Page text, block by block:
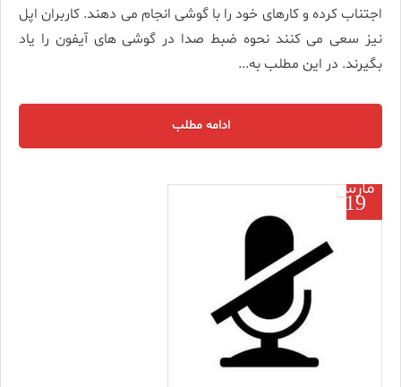
اجتناب کرده و کارهای خود را با گوشی انجام می دهند. کاربران اپل
نیز سعی می کنند نحوه ضبط صدا در گوشی های آیفون را یاد
بگیرند. در این مطلب به...
ادامه مطلب
مارس
19